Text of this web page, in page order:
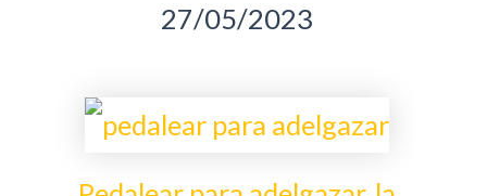
27/05/2023